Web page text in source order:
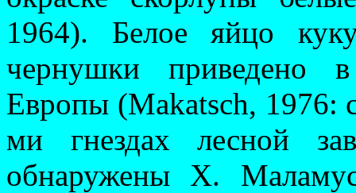
1964). Белое яйцо
чернушки приведено
Европы (Makatsch,
ми гнездах лесной
обнаружены Х.